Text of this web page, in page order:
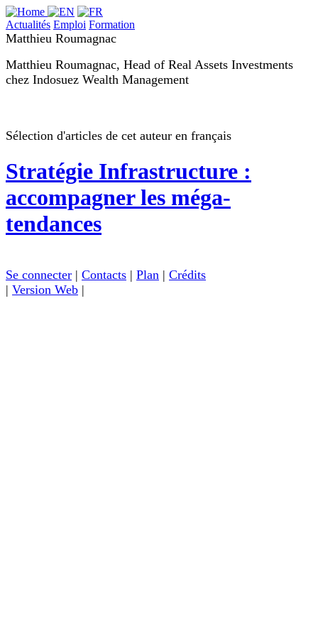
Actualités Emploi Formation
Matthieu Roumagnac
Matthieu Roumagnac, Head of Real Assets Investments
chez Indosuez Wealth Management
Sélection d'articles de cet auteur en français
Stratégie Infrastructure :
accompagner les méga-
tendances
Se connecter | Contacts | Plan | Crédits
| Version Web |